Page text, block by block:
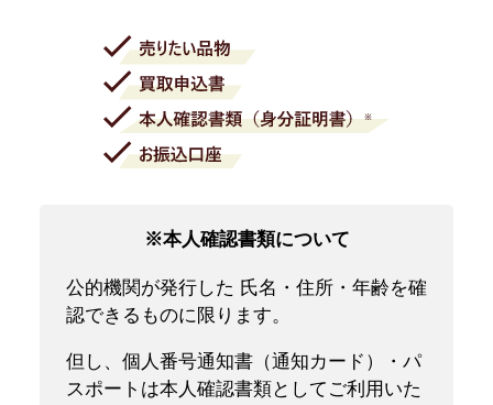
※本人確認書類について
公的機関が発行した 氏名・住所・年齢を確
認できるものに限ります。
但し、個人番号通知書（通知カード）・パ
スポートは本人確認書類としてご利用いた